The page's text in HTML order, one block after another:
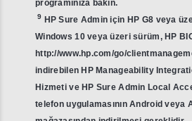
programınıza bakın.
9 HP Sure Admin için HP G8 veya
Windows 10 veya üzeri sürüm, HP
http://www.hp.com/go/
indirebilen HP Manageability
Hizmeti ve HP Sure Admin Local
telefon uygulamasının Android veya